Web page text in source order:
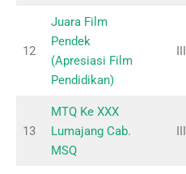
12
Juara Film
Pendek
(Apresiasi Film
Pendidikan)
13
MTQ Ke XXX
Lumajang Cab.
MSQ